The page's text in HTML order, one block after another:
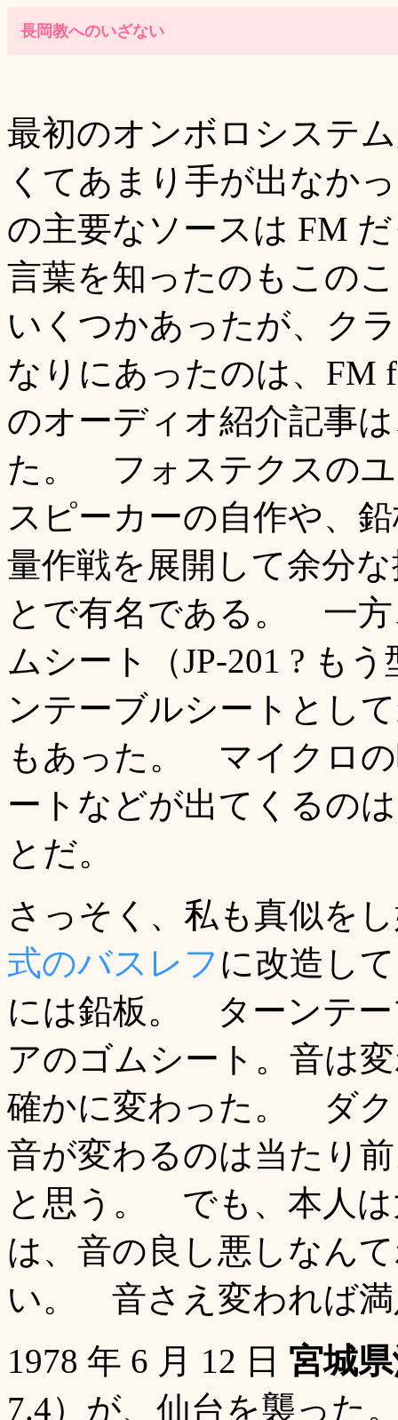
長岡教へのいざない
最初のオンボロシステ
くてあまり手が出なか
の主要なソースは FM
言葉を知ったのもこの
いくつかあったが、ク
なりにあったのは、
のオーディオ紹介記事
た。 フォステクスの
スピーカーの自作や、
量作戦を展開して余分
とで有名である。 一方
ムシート（JP-201 ? も
ンテーブルシートとし
もあった。 マイクロ
ートなどが出てくるの
とだ。
さっそく、私も真似を
式のバスレフ に改造し
には鉛板。 ターンテ
アのゴムシート。音は
確かに変わった。 ダク
音が変わるのは当たり
と思う。 でも、本人
は、音の良し悪しなん
い。 音さえ変われば
1978 年 6 月 12 日 宮城
7.4）が、仙台を襲っ